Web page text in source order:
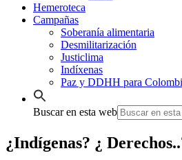
Hemeroteca
Campañas
Soberanía alimentaria
Desmilitarización
Justiclima
Indíxenas
Paz y DDHH para
Buscar en esta web
¿Indígenas? ¿